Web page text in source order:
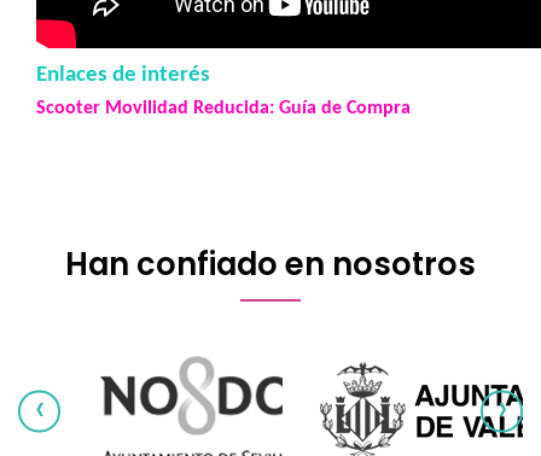
Enlaces de interés
Scooter Movilidad Reducida: Guía de Compra
Han confiado en nosotros
‹ ›